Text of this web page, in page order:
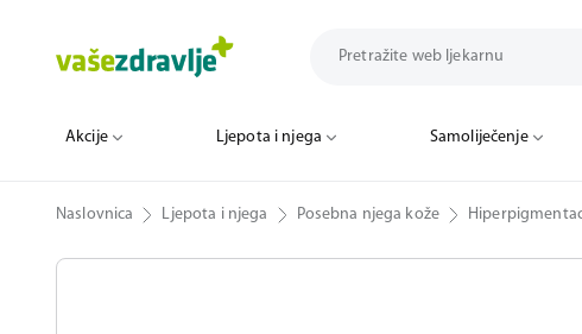
Akcije Ljepota i njega Samoliječenje
Naslovnica Ljepota i njega Posebna njega kože